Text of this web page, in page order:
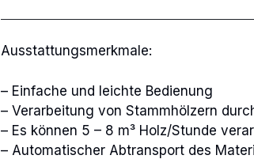
Ausstattungsmerkmale:
– Einfache und leichte Bedienung
– Verarbeitung von Stammhölzern
– Es können 5 – 8 m³ Holz/Stunde
– Automatischer Abtransport des